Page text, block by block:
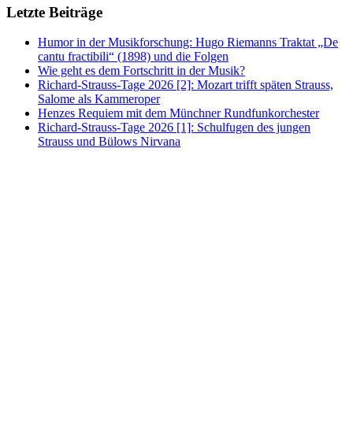
Letzte Beiträge
Humor in der Musikforschung: Hugo Riemanns Traktat „De
cantu fractibili“ (1898) und die Folgen
Wie geht es dem Fortschritt in der Musik?
Richard-Strauss-Tage 2026 [2]: Mozart trifft späten Strauss,
Salome als Kammeroper
Henzes Requiem mit dem Münchner Rundfunkorchester
Richard-Strauss-Tage 2026 [1]: Schulfugen des jungen
Strauss und Bülows Nirvana